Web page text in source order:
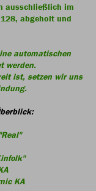
ausschließlich im
abgeholt und
automatischen
werden.
ist, setzen wir uns
KA